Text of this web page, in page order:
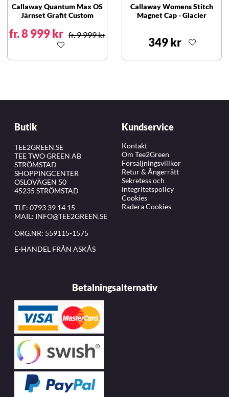
Callaway Quantum Max OS
Järnset Grafit Custom
fr. 8 999 kr fr. 9 999 kr
Callaway Womens Stitch
Magnet Cap - Glacier
349 kr
Butik
TEE2GREEN.SE
TEE TWO GREEN AB
STRÖMSTAD
SHOPPINGCENTER
OSLOVÄGEN 50
45235 STRÖMSTAD
TLF: 0793 39 14 15
MAIL: INFO@TEE2GREEN.SE
ORG.NR: 559115-1575
E-HANDEL FRÅN ASKÅS
Kundservice
Kontakt
Om Tee2Green
Försäljningsvillkor
Retur & Ångerrätt
Sekretess och
integritetspolicy
Cookies
Radera Cookies
Betalningsalternativ